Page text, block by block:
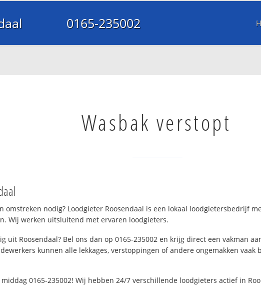
0165-235002
Wasbak verstopt
omstreken nodig? Loodgieter Roosendaal is een lokaal loodgietersbedrijf
Wij werken uitsluitend met ervaren loodgieters.
uit Roosendaal? Bel ons dan op 0165-235002 en krijg direct een vakman
kunnen alle lekkages, verstoppingen of andere ongemakken
0165-235002! Wij hebben 24/7 verschillende loodgieters actief in